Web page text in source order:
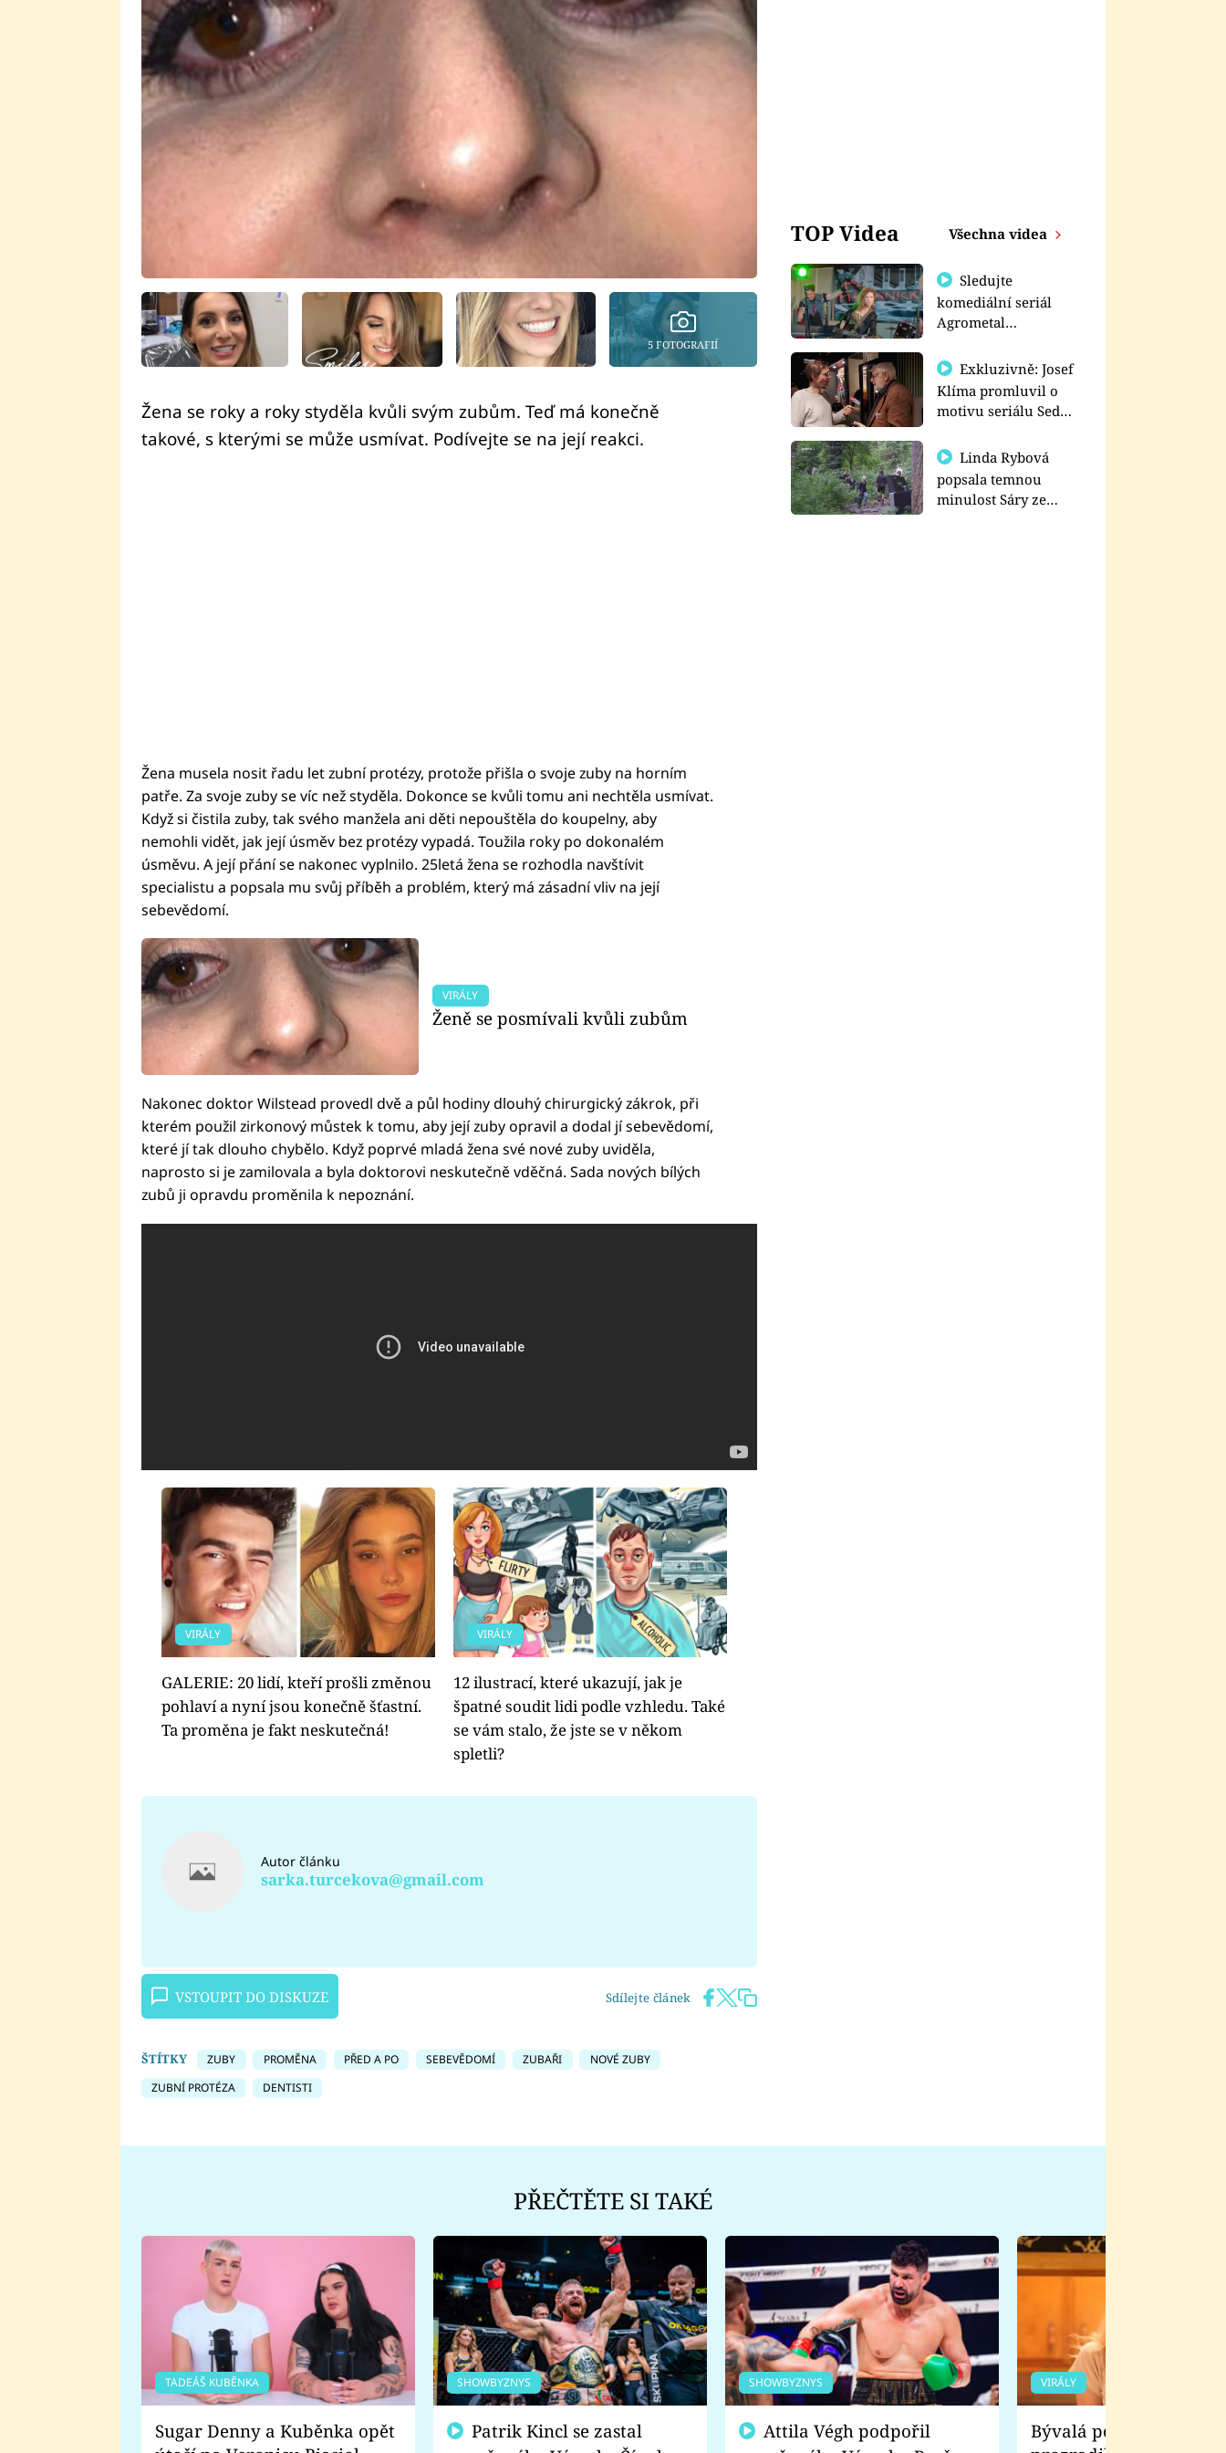
5 FOTOGRAFIÍ
Žena se roky a roky styděla kvůli svým zubům. Teď má konečně
takové, s kterými se může usmívat. Podívejte se na její reakci.
Žena musela nosit řadu let zubní protézy, protože přišla o svoje zuby na horním
patře. Za svoje zuby se víc než styděla. Dokonce se kvůli tomu ani nechtěla usmívat.
Když si čistila zuby, tak svého manžela ani děti nepouštěla do koupelny, aby
nemohli vidět, jak její úsměv bez protézy vypadá. Toužila roky po dokonalém
úsměvu. A její přání se nakonec vyplnilo. 25letá žena se rozhodla navštívit
specialistu a popsala mu svůj příběh a problém, který má zásadní vliv na její
sebevědomí.
VIRÁLY
Ženě se posmívali kvůli zubům
Nakonec doktor Wilstead provedl dvě a půl hodiny dlouhý chirurgický zákrok, při
kterém použil zirkonový můstek k tomu, aby její zuby opravil a dodal jí sebevědomí,
které jí tak dlouho chybělo. Když poprvé mladá žena své nové zuby uviděla,
naprosto si je zamilovala a byla doktorovi neskutečně vděčná. Sada nových bílých
zubů ji opravdu proměnila k nepoznání.
VIRÁLY
GALERIE: 20 lidí, kteří prošli změnou
pohlaví a nyní jsou konečně šťastní.
Ta proměna je fakt neskutečná!
VIRÁLY
12 ilustrací, které ukazují, jak je
špatné soudit lidi podle vzhledu. Také
se vám stalo, že jste se v někom
spletli?
Autor článku
sarka.turcekova@gmail.com
VSTOUPIT DO DISKUZE Sdílejte článek
ŠTÍTKY ZUBY PROMĚNA PŘED A PO SEBEVĚDOMÍ ZUBAŘI
NOVÉ ZUBY
ZUBNÍ PROTÉZA
DENTISTI
TOP Videa Všechna videa
Sledujte
komediální seriál
Agrometal
prima+
Exkluzivně: Josef
Klíma promluvil o
motivu seriálu Sedm
Linda Rybová
popsala temnou
minulost Sáry ze
PŘEČTĚTE SI TAKÉ
TADEÁŠ KUBĚNKA
Sugar Denny a Kuběnka opět
SHOWBYZNYS SHOWBYZNYS VIRÁLY
Bývalá pornoherečka